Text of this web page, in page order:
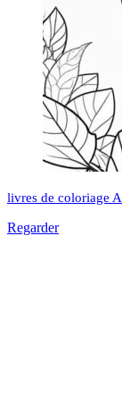
livres de coloriage
Regarder